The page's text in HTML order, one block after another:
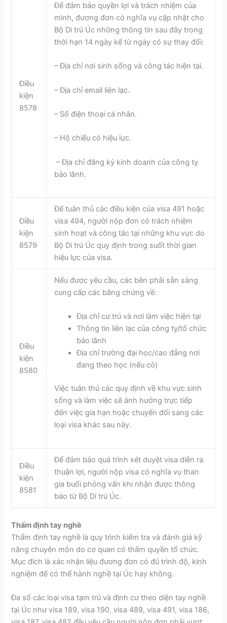
Điều
kiện
8578
Để đảm bảo quyền lợi và trách nhiệm của
mình, đương đơn có nghĩa vụ cập nhật cho
Bộ Di trú Úc những thông tin sau đây trong
thời hạn 14 ngày kể từ ngày có sự thay đổi:
– Địa chỉ nơi sinh sống và công tác hiện tại.
– Địa chỉ email liên lạc.
– Số điện thoại cá nhân.
– Hộ chiếu có hiệu lực.
– Địa chỉ đăng ký kinh doanh của công ty
bảo lãnh.
Điều
kiện
8579
Để tuân thủ các điều kiện của visa 491 hoặc
visa 494, người nộp đơn có trách nhiệm
sinh hoạt và công tác tại những khu vực do
Bộ Di trú Úc quy định trong suốt thời gian
hiệu lực của visa.
Điều
kiện
8580
Nếu được yêu cầu, các bên phải sẵn sàng
cung cấp các bằng chứng về:
Địa chỉ cư trú và nơi làm việc hiện tại
Thông tin liên lạc của công ty/tổ chức
bảo lãnh
Địa chỉ trường đại học/cao đẳng nơi
đang theo học (nếu có)
Việc tuân thủ các quy định về khu vực sinh
sống và làm việc sẽ ảnh hưởng trực tiếp
đến việc gia hạn hoặc chuyển đổi sang các
loại visa khác sau này.
Điều
kiện
8581
Để đảm bảo quá trình xét duyệt visa diễn ra
thuận lợi, người nộp visa có nghĩa vụ than
gia buổi phỏng vấn khi nhận được thông
báo từ Bộ Di trú Úc.
Thẩm định tay nghề
Thẩm định tay nghề là quy trình kiểm tra và đánh giá kỹ
năng chuyên môn do cơ quan có thẩm quyền tổ chức.
Mục đích là xác nhận liệu đương đơn có đủ trình độ, kinh
nghiệm để có thể hành nghề tại Úc hay không.
Đa số các loại visa tạm trú và định cư theo diện tay nghề
tại Úc như visa 189, visa 190, visa 489, visa 491, visa 186,